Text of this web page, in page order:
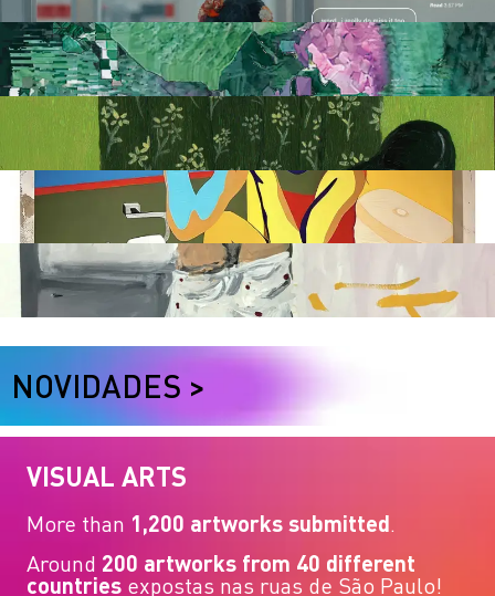
NOVIDADES >
VISUAL ARTS
More than 1,200 artworks submitted.
Around 200 artworks from 40 different
countries expostas nas ruas de São Paulo!